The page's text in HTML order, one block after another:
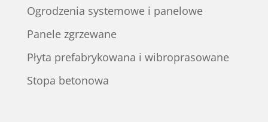
Ogrodzenia systemowe i panelowe
Panele zgrzewane
Płyta prefabrykowana i wibroprasowane
Stopa betonowa